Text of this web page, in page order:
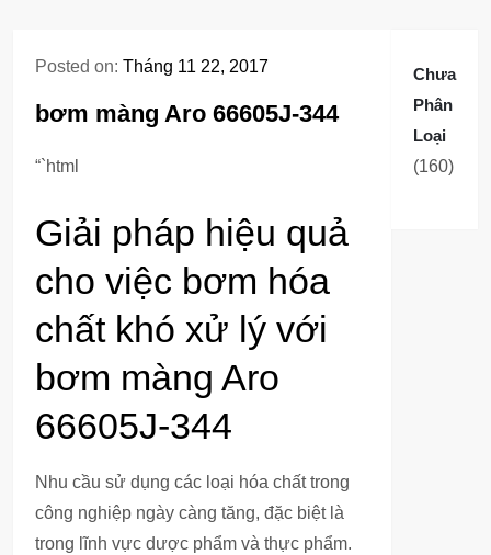
Posted on: Tháng 11 22, 2017
bơm màng Aro 66605J-344
“`html
Giải pháp hiệu quả
cho việc bơm hóa
chất khó xử lý với
bơm màng Aro
66605J-344
Nhu cầu sử dụng các loại hóa chất trong
công nghiệp ngày càng tăng, đặc biệt là
trong lĩnh vực dược phẩm và thực phẩm.
Chưa
Phân
Loại
160160